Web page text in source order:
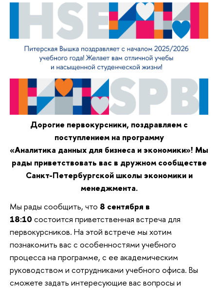
Дорогие первокурсники, поздравляем с
поступлением на программу
«Аналитика данных для бизнеса и экономики»! Мы
рады приветствовать вас в дружном сообществе
Санкт-Петербургской школы экономики и
менеджмента.
Мы рады сообщить, что 8 сентября в
18:10 состоится приветственная встреча для
первокурсников. На этой встрече мы хотим
познакомить вас с особенностями учебного
процесса на программе, с ее академическим
руководством и сотрудниками учебного офиса. Вы
сможете задать интересующие вас вопросы и